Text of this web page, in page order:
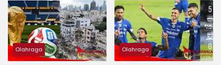
Olahraga Olahraga